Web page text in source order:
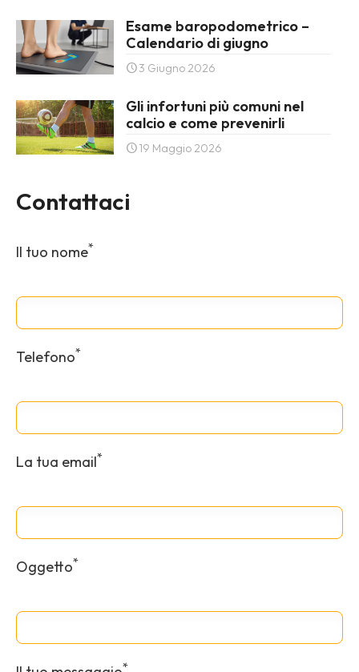
Esame baropodometrico –
Calendario di giugno
3 Giugno 2026
Gli infortuni più comuni nel
calcio e come prevenirli
19 Maggio 2026
Contattaci
Il tuo nome*
Telefono*
La tua email*
Oggetto*
*